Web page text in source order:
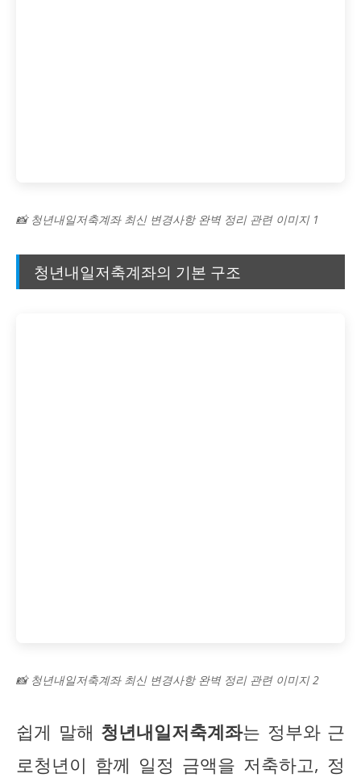
📸 청년내일저축계좌 최신 변경사항 완벽 정리 관련 이미지 1
청년내일저축계좌의 기본 구조
📸 청년내일저축계좌 최신 변경사항 완벽 정리 관련 이미지 2
쉽게 말해 청년내일저축계좌는 정부와 근
로청년이 함께 일정 금액을 저축하고, 정